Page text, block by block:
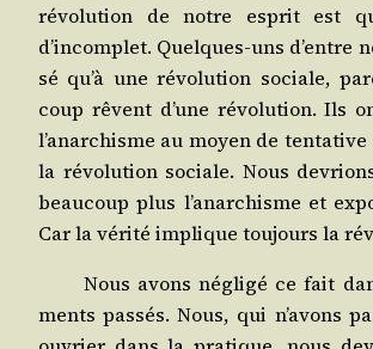
révo­lu­tion de notre esprit est
d’incomplet. Quelques-uns d’entre
sé qu’à une révo­lu­tion sociale,
coup rêvent d’une révo­lu­tion. Ils
l’anarchisme au moyen de
la révo­lu­tion sociale. Nous
beau­coup plus l’anarchisme et
Car la véri­té implique tou­jours la
Nous avons négli­gé ce fait
ments pas­sés. Nous, qui n’avons